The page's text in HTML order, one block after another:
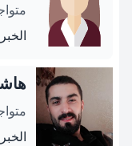
الخبرة:
الخبرة: